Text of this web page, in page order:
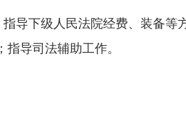
导下级人民法院经费、装备等
导司法辅助工作。